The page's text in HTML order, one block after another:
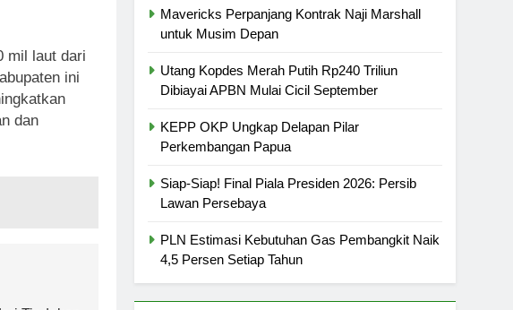
mil laut dari
ini
dan
Mavericks Perpanjang Kontrak Naji Marshall
untuk Musim Depan
Utang Kopdes Merah Putih Rp240 Triliun
Dibiayai APBN Mulai Cicil September
KEPP OKP Ungkap Delapan Pilar
Perkembangan Papua
Siap-Siap! Final Piala Presiden 2026: Persib
Lawan Persebaya
PLN Estimasi Kebutuhan Gas Pembangkit Naik
4,5 Persen Setiap Tahun